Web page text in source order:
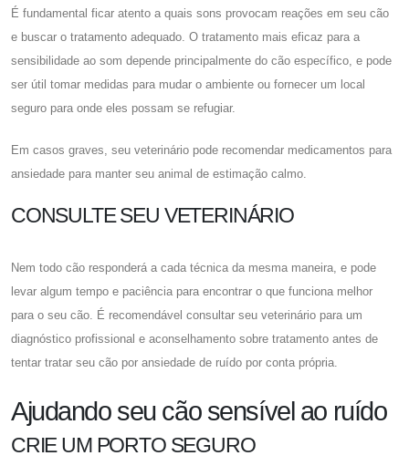
É fundamental ficar atento a quais sons provocam reações em seu cão
e buscar o tratamento adequado. O tratamento mais eficaz para a
sensibilidade ao som depende principalmente do cão específico, e pode
ser útil tomar medidas para mudar o ambiente ou fornecer um local
seguro para onde eles possam se refugiar.
Em casos graves, seu veterinário pode recomendar medicamentos para
ansiedade para manter seu animal de estimação calmo.
CONSULTE SEU VETERINÁRIO
Nem todo cão responderá a cada técnica da mesma maneira, e pode
levar algum tempo e paciência para encontrar o que funciona melhor
para o seu cão. É recomendável consultar seu veterinário para um
diagnóstico profissional e aconselhamento sobre tratamento antes de
tentar tratar seu cão por ansiedade de ruído por conta própria.
Ajudando seu cão sensível ao ruído
CRIE UM PORTO SEGURO